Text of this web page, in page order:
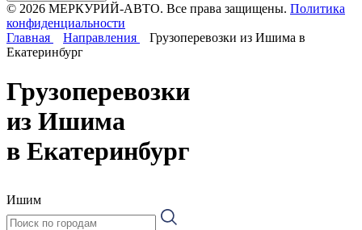
© 2026 МЕРКУРИЙ-АВТО. Все права защищены. Политика
конфиденциальности
Главная
Направления
Грузоперевозки из Ишима в
Екатеринбург
Грузоперевозки
из Ишима
в Екатеринбург
Ишим